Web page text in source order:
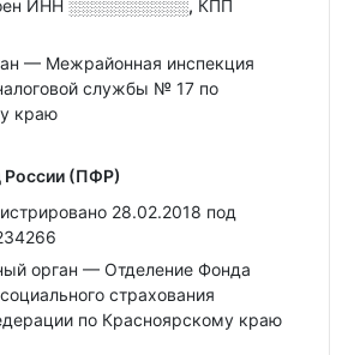
ИНН ░░░░░░░░░░, КПП
— Межрайонная инспекция
службы № 17 по
краю
России (ПФР)
28.02.2018 под
орган — Отделение Фонда
страхования
по Красноярскому краю